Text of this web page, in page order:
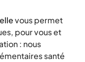
vous permet
pour vous et
: nous
santé